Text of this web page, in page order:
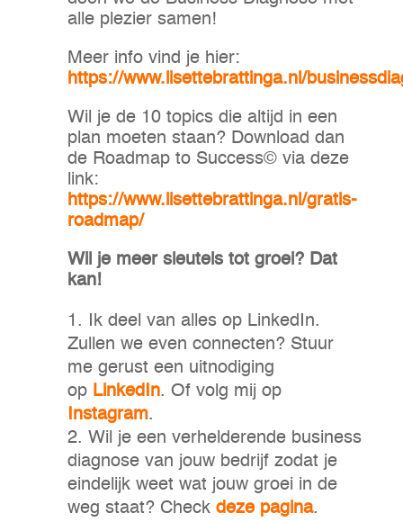
alle plezier samen!
Meer info vind je hier:
https://www.lisettebrattinga.nl/
Wil je de 10 topics die altijd in een
plan moeten staan? Download dan
de Roadmap to Success© via deze
link:
https://www.lisettebrattinga.nl/gratis-
roadmap/
Wil je meer sleutels tot groei? Dat
kan!
Ik deel van alles op LinkedIn.
Zullen we even connecten? Stuur
me gerust een uitnodiging
op LinkedIn. Of volg mij op
Instagram.
Wil je een verhelderende business
diagnose van jouw bedrijf zodat je
eindelijk weet wat jouw groei in de
weg staat? Check deze pagina.